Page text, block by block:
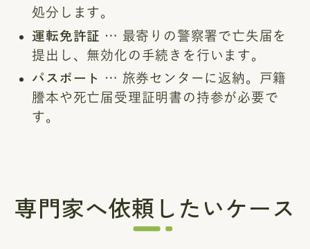
処分します。
運転免許証 … 最寄りの警察署で亡失届を
提出し、無効化の手続きを行います。
パスポート
… 旅券センターに返納。戸籍
謄本や死亡届受理証明書の持参が必要で
す。
専門家へ依頼したいケース